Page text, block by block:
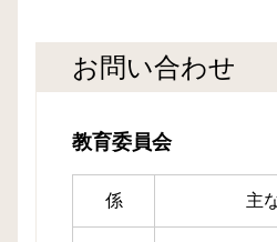
お問い合わせ
教育委員会
係 主